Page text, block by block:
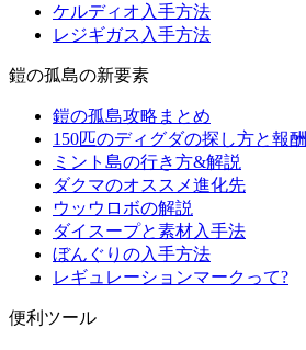
ケルディオ入手方法
レジギガス入手方法
鎧の孤島の新要素
鎧の孤島攻略まとめ
150匹のディグダの探し方と報酬
ミント島の行き方&解説
ダクマのオススメ進化先
ウッウロボの解説
ダイスープと素材入手法
ぼんぐりの入手方法
レギュレーションマークって?
便利ツール